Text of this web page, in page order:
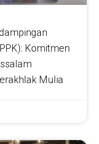
Komitmen
Mulia